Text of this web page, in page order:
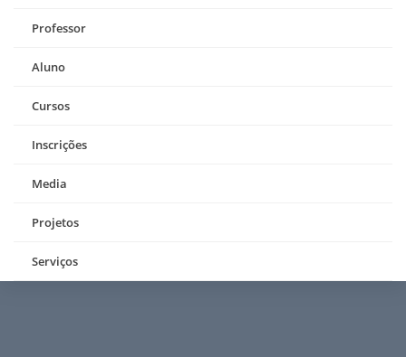
Professor
Aluno
Cursos
Inscrições
Media
Projetos
Serviços